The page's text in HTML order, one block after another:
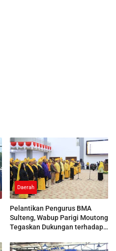
Daerah
Pelantikan Pengurus BMA
Sulteng, Wabup Parigi Moutong
Tegaskan Dukungan terhadap